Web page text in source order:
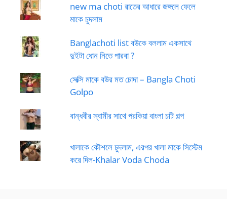
new ma choti রাতের আধারে জঙ্গলে ফেলে
মাকে চুদলাম
Banglachoti list বউকে বললাম একসাথে
দুইটা ধোন নিতে পারবা ?
সেক্সি মাকে বউর মত চোদা – Bangla Choti
Golpo
বান্ধবীর স্বামীর সাথে পরকিয়া বাংলা চটি গল্প
খালাকে কৌশলে চুদলাম, এরপর খালা মাকে সিস্টেম
করে দিল-Khalar Voda Choda